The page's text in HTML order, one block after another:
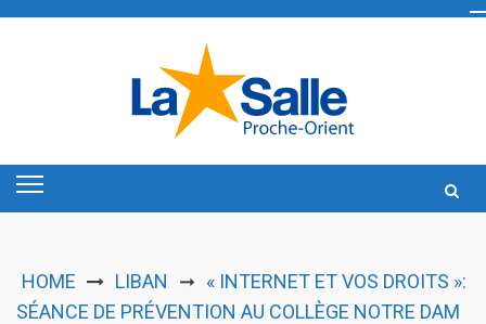
HOME LIBAN ➞ « INTERNET ET VOS DROITS »:
SÉANCE DE PRÉVENTION AU COLLÈGE NOTRE DAM